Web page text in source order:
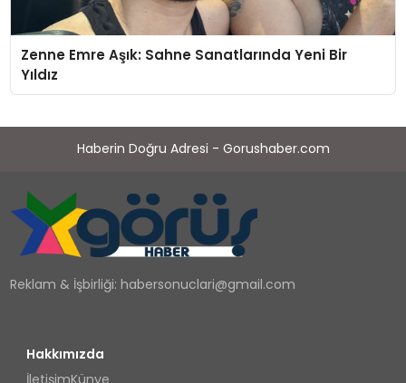
Zenne Emre Aşık: Sahne Sanatlarında Yeni Bir
Yıldız
Haberin Doğru Adresi - Gorushaber.com
Reklam & İşbirliği:habersonuclari@gmail.com
Hakkımızda